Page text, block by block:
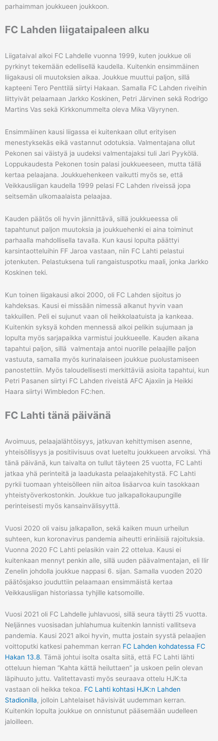
parhaimman joukkueen joukkoon.
FC Lahden liigataipaleen alku
Liigataival alkoi FC Lahdelle vuonna 1999, kuten joukkue oli
pyrkinyt tekemään edellisellä kaudella. Kuitenkin ensimmäinen
liigakausi oli muutoksien aikaa. Joukkue muuttui paljon, sillä
kapteeni Tero Penttilä siirtyi Hakaan. Samalla FC Lahden riveihin
liittyivät pelaamaan Jarkko Koskinen, Petri Järvinen sekä Rodrigo
Martins Vas sekä Kirkkonummelta oleva Mika Väyrynen.
Ensimmäinen kausi liigassa ei kuitenkaan ollut erityisen
menestyksekäs eikä vastannut odotuksia. Valmentajana ollut
Pekonen sai väistyä ja uudeksi valmentajaksi tuli Jari Pyykölä.
Loppukaudesta Pekonen tosin palasi joukkueeseen, mutta tällä
kertaa pelaajana. Joukkuehenkeen vaikutti myös se, että
Veikkausliigan kaudella 1999 pelasi FC Lahden riveissä jopa
seitsemän ulkomaalaista pelaajaa.
Kauden päätös oli hyvin jännittävä, sillä joukkueessa oli
tapahtunut paljon muutoksia ja joukkuehenki ei aina toiminut
parhaalla mahdollisella tavalla. Kun kausi lopulta päättyi
karsintaotteluihin FF Jaroa vastaan, niin FC Lahti pelastui
jotenkuten. Pelastuksena tuli rangaistuspotku maali, jonka Jarkko
Koskinen teki.
Kun toinen liigakausi alkoi 2000, oli FC Lahden sijoitus jo
kahdeksas. Kausi ei missään nimessä alkanut hyvin vaan
takkuillen. Peli ei sujunut vaan oli heikkolaatuista ja kankeaa.
Kuitenkin syksyä kohden mennessä alkoi pelikin sujumaan ja
lopulta myös sarjapaikka varmistui joukkueelle. Kauden aikana
tapahtui paljon, sillä valmentaja antoi nuorille pelaajille paljon
vastuuta, samalla myös kurinalaiseen joukkue puolustamiseen
panostettiin. Myös taloudellisesti merkittäviä asioita tapahtui, kun
Petri Pasanen siirtyi FC Lahden riveistä AFC Ajaxiin ja Heikki
Haara siirtyi Wimbledon FC:hen.
FC Lahti tänä päivänä
Avoimuus, pelaajalähtöisyys, jatkuvan kehittymisen asenne,
yhteisöllisyys ja positiivisuus ovat lueteltu joukkueen arvoiksi. Yhä
tänä päivänä, kun taivalta on tullut täyteen 25 vuotta, FC Lahti
jatkaa yhä perinteitä ja laadukasta pelaajakehitystä. FC Lahti
pyrkii tuomaan yhteisölleen niin aitoa lisäarvoa kuin tasokkaan
yhteistyöverkostonkin. Joukkue tuo jalkapallokaupungille
perinteisesti myös kansainvälisyyttä.
Vuosi 2020 oli vaisu jalkapallon, sekä kaiken muun urheilun
suhteen, kun koronavirus pandemia aiheutti erinäisiä rajoituksia.
Vuonna 2020 FC Lahti pelasikin vain 22 ottelua. Kausi ei
kuitenkaan mennyt penkin alle, sillä uuden päävalmentajan, eli Ilir
Zenelin johdolla joukkue nappasi 6. sijan. Samalla vuoden 2020
päätösjakso jouduttiin pelaamaan ensimmäistä kertaa
Veikkausliigan historiassa tyhjille katsomoille.
Vuosi 2021 oli FC Lahdelle juhlavuosi, sillä seura täytti 25 vuotta.
Neljännes vuosisadan juhlahumua kuitenkin lannisti vallitseva
pandemia. Kausi 2021 alkoi hyvin, mutta jostain syystä pelaajien
voittoputki katkesi pahemman kerran FC Lahden kohdatessa FC
Hakan 13.8. Tämä johtui isolta osalta siitä, että FC Lahti lähti
otteluun hieman “Kahta kättä heiluttaen” ja uskoen pelin olevan
läpihuuto juttu. Valitettavasti myös seuraava ottelu HJK:ta
vastaan oli heikka tekoa. FC Lahti kohtasi HJK:n Lahden
Stadionilla, jolloin Lahtelaiset hävisivät uudemman kerran.
Kuitenkin lopulta joukkue on onnistunut pääsemään uudelleen
jaloilleen.